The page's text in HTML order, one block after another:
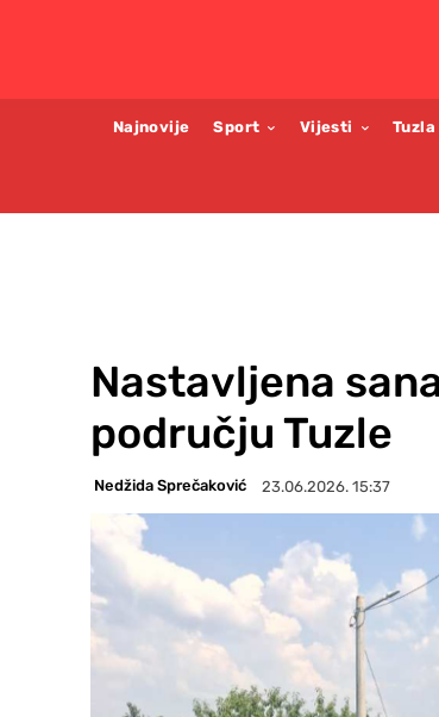
Najnovije Sport Vijesti Tuzla
Nastavljena
području Tuzle
Nedžida Sprečaković 23.06.2026. 15:37